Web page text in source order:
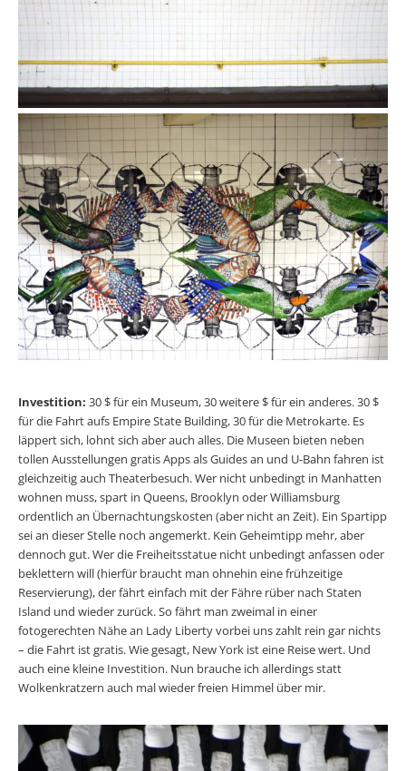
Investition: 30 $ für ein Museum, 30 weitere $ für ein anderes. 30 $
für die Fahrt aufs Empire State Building, 30 für die Metrokarte. Es
läppert sich, lohnt sich aber auch alles. Die Museen bieten neben
tollen Ausstellungen gratis Apps als Guides an und U-Bahn fahren ist
gleichzeitig auch Theaterbesuch. Wer nicht unbedingt in Manhatten
wohnen muss, spart in Queens, Brooklyn oder Williamsburg
ordentlich an Übernachtungskosten (aber nicht an Zeit). Ein Spartipp
sei an dieser Stelle noch angemerkt. Kein Geheimtipp mehr, aber
dennoch gut. Wer die Freiheitsstatue nicht unbedingt anfassen oder
beklettern will (hierfür braucht man ohnehin eine frühzeitige
Reservierung), der fährt einfach mit der Fähre rüber nach Staten
Island und wieder zurück. So fährt man zweimal in einer
fotogerechten Nähe an Lady Liberty vorbei uns zahlt rein gar nichts
– die Fahrt ist gratis. Wie gesagt, New York ist eine Reise wert. Und
auch eine kleine Investition. Nun brauche ich allerdings statt
Wolkenkratzern auch mal wieder freien Himmel über mir.